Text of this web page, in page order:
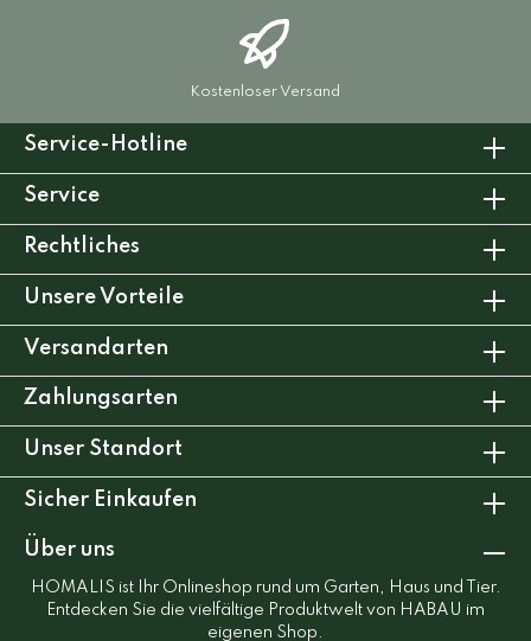
Kostenloser Versand
Service-Hotline
Service
Rechtliches
Unsere Vorteile
Versandarten
Zahlungsarten
Unser Standort
Sicher Einkaufen
Über uns
HOMALIS ist Ihr Onlineshop rund um Garten, Haus und Tier.
Entdecken Sie die vielfältige Produktwelt von HABAU im
eigenen Shop.